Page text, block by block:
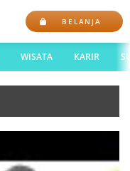
BELANJA
WISATA KARIR